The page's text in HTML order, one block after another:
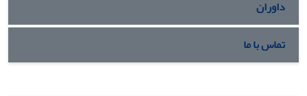
داوران
تماس با ما